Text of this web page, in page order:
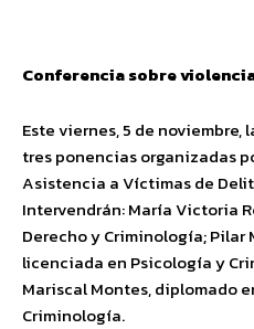
Conferencia sobre
Este viernes, 5 de noviembre,
tres ponencias organizadas
Asistencia a Víctimas de
Intervendrán: María Victoria
Derecho y Criminología; Pilar
licenciada en Psicología y
Mariscal Montes, diplomado
Criminología.